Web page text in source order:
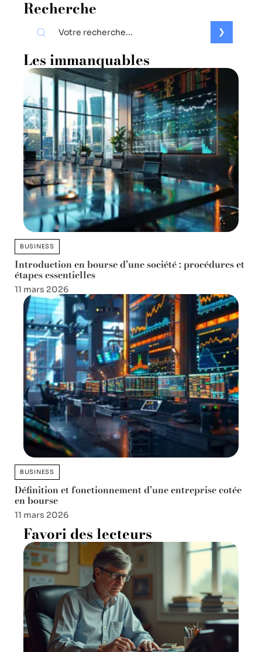
Recherche
Les immanquables
BUSINESS
Introduction en bourse d’une société : procédures et
étapes essentielles
11 mars 2026
BUSINESS
Définition et fonctionnement d’une entreprise cotée
en bourse
11 mars 2026
Favori des lecteurs